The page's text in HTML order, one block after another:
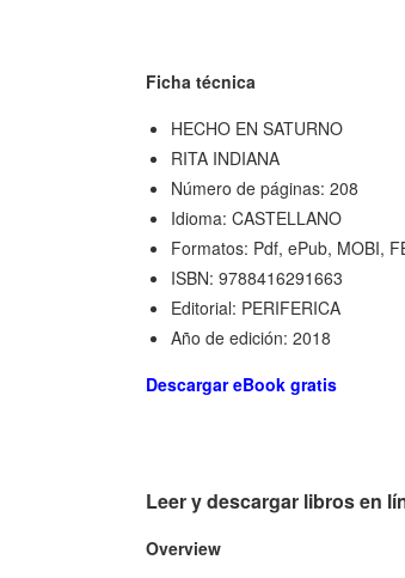
Ficha técnica
HECHO EN SATURNO
RITA INDIANA
Número de páginas: 208
Idioma: CASTELLANO
Formatos: Pdf, ePub, MOBI,
ISBN: 9788416291663
Editorial: PERIFERICA
Año de edición: 2018
Descargar eBook gratis
Leer y descargar libros en
Overview